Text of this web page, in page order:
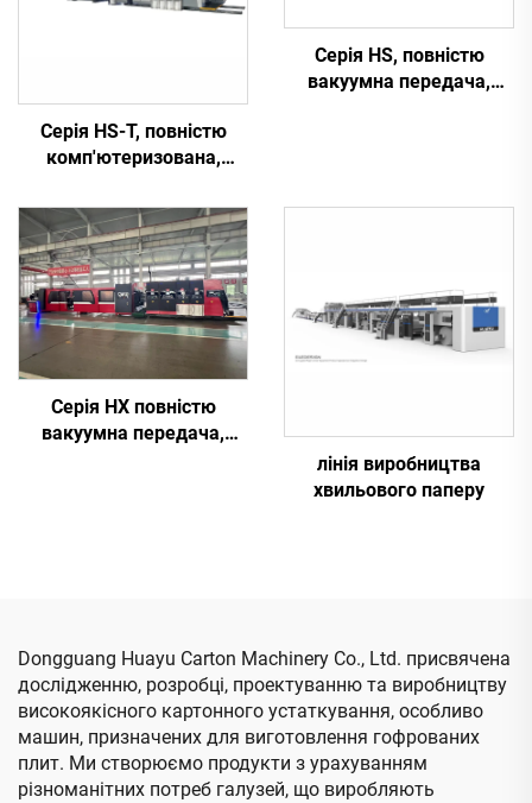
Серія HS-T, повністю
комп'ютеризована,
друкарська машина для
склеювання з
автоматичним
пакуванням (для малих
коробок)
Серія HS, повністю
вакуумна передача,
фрезерувальна машина
верхнім друкуванням)
Серія HX повністю
вакуумна передача,
лінія виробництва
хвильового паперу
Dongguang Huayu Carton Machinery Co., Ltd. присвячена
дослідженню, розробці, проектуванню та виробництву
високоякісного картонного устаткування, особливо
машин, призначених для виготовлення гофрованих
плит. Ми створюємо продукти з урахуванням
різноманітних потреб галузей, що виробляють